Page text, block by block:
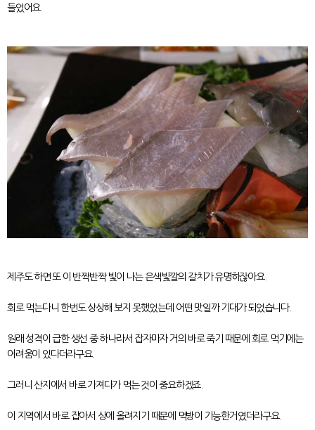
들었어요.
제주도 하면 또 이 반짝반짝 빛이 나는 은색빛깔의 갈치가 유명하잖아요.
회로 먹는다니 한번도 상상해 보지 못했었는데 어떤 맛일까 기대가 되었습니다.
원래 성격이 급한 생선 중 하나라서 잡자마자 거의 바로 죽기 때문에 회로 먹기에는
어려움이 있다더라구요.
그러니 산지에서 바로 가져다가 먹는 것이 중요하겠죠.
이 지역에서 바로 잡아서 상에 올려지기 때문에 먹방이 가능한거였더라구요.